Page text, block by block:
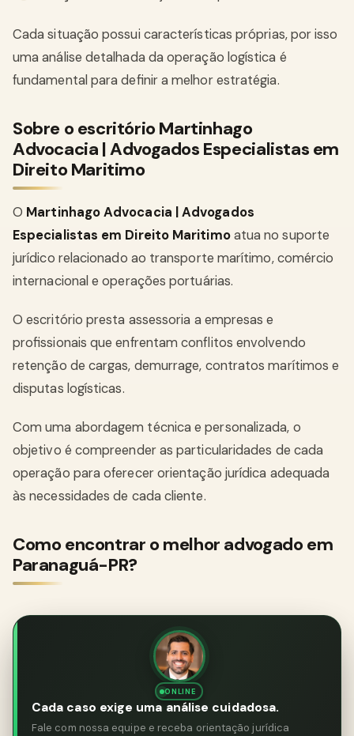
Cada situação possui características próprias, por isso
uma análise detalhada da operação logística é
fundamental para definir a melhor estratégia.
Sobre o escritório Martinhago
Advocacia | Advogados Especialistas em
Direito Maritimo
O Martinhago Advocacia | Advogados
Especialistas em Direito Maritimoatua no suporte
jurídico relacionado ao transporte marítimo, comércio
internacional e operações portuárias.
O escritório presta assessoria a empresas e
profissionais que enfrentam conflitos envolvendo
retenção de cargas, demurrage, contratos marítimos e
disputas logísticas.
Com uma abordagem técnica e personalizada, o
objetivo é compreender as particularidades de cada
operação para oferecer orientação jurídica adequada
às necessidades de cada cliente.
Como encontrar o melhor advogado em
Paranaguá-PR?
ONLINE
Cada caso exige uma análise cuidadosa.
Fale com nossa equipe e receba orientação jurídica